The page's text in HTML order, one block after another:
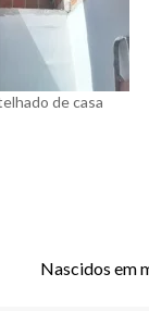
de casa
Nascidos em